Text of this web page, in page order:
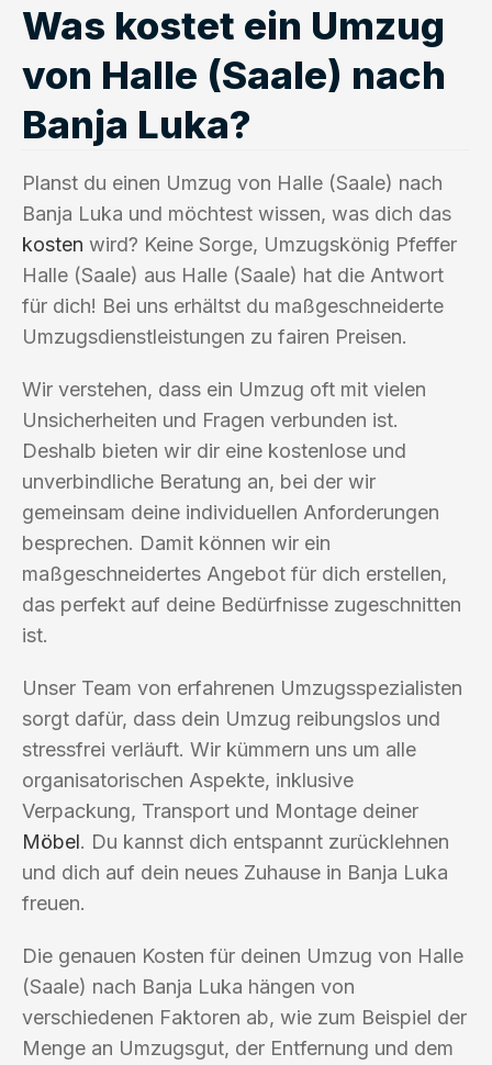
Was kostet ein Umzug
von Halle (Saale) nach
Banja Luka?
Planst du einen Umzug von Halle (Saale) nach
Banja Luka und möchtest wissen, was dich das
kosten wird? Keine Sorge, Umzugskönig Pfeffer
Halle (Saale) aus Halle (Saale) hat die Antwort
für dich! Bei uns erhältst du maßgeschneiderte
Umzugsdienstleistungen zu fairen Preisen.
Wir verstehen, dass ein Umzug oft mit vielen
Unsicherheiten und Fragen verbunden ist.
Deshalb bieten wir dir eine kostenlose und
unverbindliche Beratung an, bei der wir
gemeinsam deine individuellen Anforderungen
besprechen. Damit können wir ein
maßgeschneidertes Angebot für dich erstellen,
das perfekt auf deine Bedürfnisse zugeschnitten
ist.
Unser Team von erfahrenen Umzugsspezialisten
sorgt dafür, dass dein Umzug reibungslos und
stressfrei verläuft. Wir kümmern uns um alle
organisatorischen Aspekte, inklusive
Verpackung, Transport und Montage deiner
Möbel. Du kannst dich entspannt zurücklehnen
und dich auf dein neues Zuhause in Banja Luka
freuen.
Die genauen Kosten für deinen Umzug von Halle
(Saale) nach Banja Luka hängen von
verschiedenen Faktoren ab, wie zum Beispiel der
Menge an Umzugsgut, der Entfernung und dem